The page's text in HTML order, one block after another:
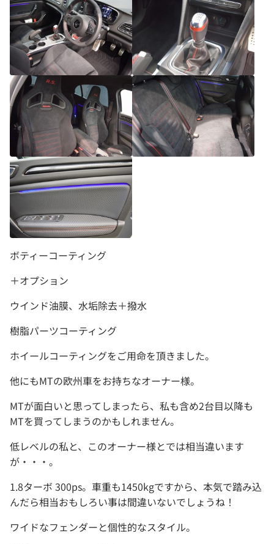
ボティーコーティング
＋オプション
ウインド油膜、水垢除去＋撥水
樹脂パーツコーティング
ホイールコーティングをご用命を頂きました。
他にもMTの欧州車をお持ちなオーナー様。
MTが面白いと思ってしまったら、私も含め2台目以降も
MTを買ってしまうのかもしれません。
低レベルの私と、このオーナー様とでは相当違います
が・・・。
1.8ターボ 300ps。車重も1450kgですから、本気で踏み込
んだら相当おもしろい事は間違いないでしょうね！
ワイドなフェンダーと個性的なスタイル。